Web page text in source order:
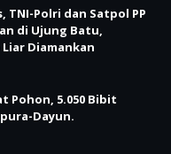
TNI-Polri dan Satpol PP
di Ujung Batu,
Diamankan
Pohon, 5.050 Bibit
Dayun.